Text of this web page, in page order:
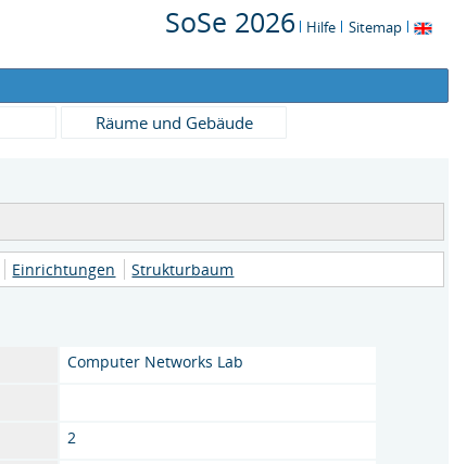
SoSe 2026 Hilfe Sitemap
Räume und Gebäude
Einrichtungen Strukturbaum
Computer Networks Lab
2